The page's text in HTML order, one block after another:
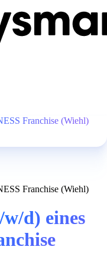
Franchise (Wiehl)
Franchise (Wiehl)
d) eines